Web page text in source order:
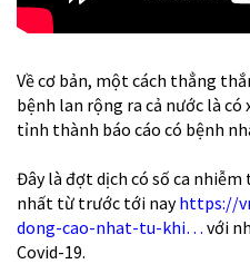
Về cơ bản, một cách thẳng
bệnh lan rộng ra cả nước là có
tỉnh thành báo cáo có bệnh
Đây là đợt dịch có số ca
nhất từ trước tới nayhttps://
dong-cao-nhat-tu-khi… với
Covid-19.